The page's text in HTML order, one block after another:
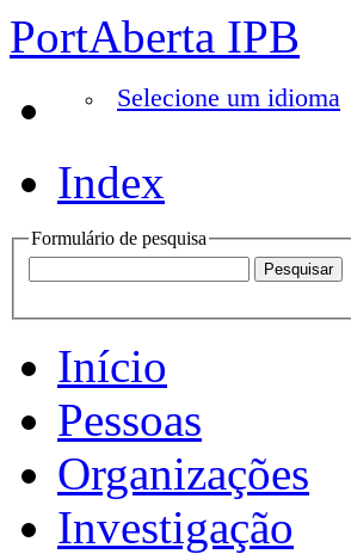
PortAberta IPB
Selecione um idioma
Index
Formulário de pesquisa
Início
Pessoas
Organizações
Investigação